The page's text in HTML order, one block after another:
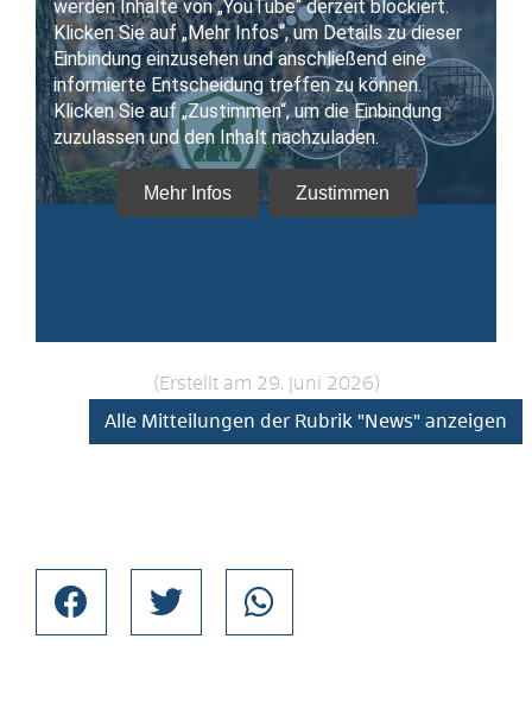
(Erstellt am 29. Juni 2026)
Alle Mitteilungen der Rubrik "News" anzeigen